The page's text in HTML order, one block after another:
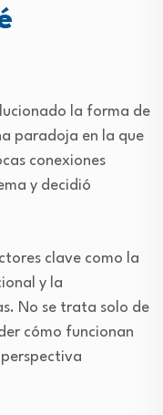
la forma de
paradoja en la que
conexiones
y decidió
clave como la
y la
No se trata solo de
cómo funcionan
perspectiva